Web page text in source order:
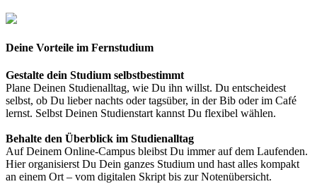
Deine Vorteile im Fernstudium
Gestalte dein Studium selbstbestimmt
Plane Deinen Studienalltag, wie Du ihn willst. Du entscheidest
selbst, ob Du lieber nachts oder tagsüber, in der Bib oder im Café
lernst. Selbst Deinen Studienstart kannst Du flexibel wählen.
Behalte den Überblick im Studienalltag
Auf Deinem Online-Campus bleibst Du immer auf dem Laufenden.
Hier organisierst Du Dein ganzes Studium und hast alles kompakt
an einem Ort – vom digitalen Skript bis zur Notenübersicht.